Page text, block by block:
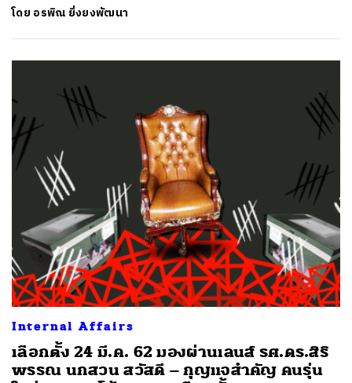
โดย อรพิณ ยิ่งยงพัฒนา
Internal Affairs
เลือกตั้ง 24 มี.ค. 62 มองผ่านเลนส์ รศ.ดร.สิริ
พรรณ นกสวน สวัสดี – กุญแจสำคัญ คนรุ่น